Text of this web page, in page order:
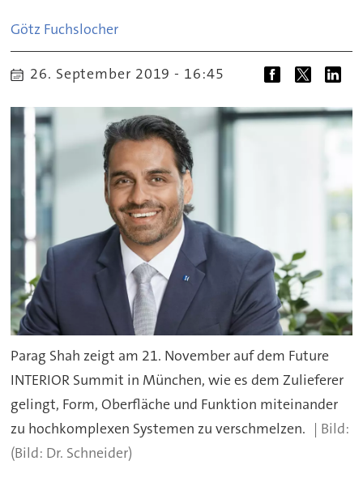
Götz Fuchslocher
26. September 2019 - 16:45
Parag Shah zeigt am 21. November auf dem Future
INTERIOR Summit in München, wie es dem Zulieferer
gelingt, Form, Oberfläche und Funktion miteinander
zu hochkomplexen Systemen zu verschmelzen.
(Bild: Dr. Schneider)